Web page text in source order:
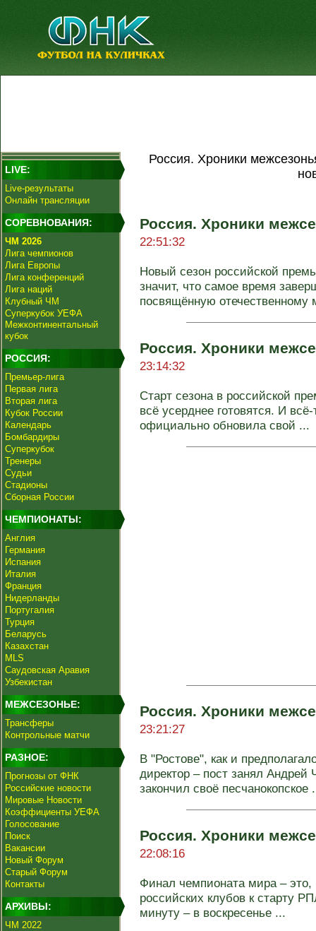
LIVE:
Live-результаты
Онлайн трансляции
СОРЕВНОВАНИЯ:
ЧМ 2026
Лига чемпионов
Лига Европы
Лига конференций
Лига наций
Клубный ЧМ
Суперкубок УЕФА
Межконтинентальный
кубок
РОССИЯ:
Премьер-лига
Первая лига
Вторая лига
Кубок России
Календарь
Бомбардиры
Суперкубок
Тренеры
Судьи
Стадионы
Сборная России
ЧЕМПИОНАТЫ:
Англия
Германия
Испания
Италия
Франция
Нидерланды
Португалия
Турция
Беларусь
Казахстан
MLS
Саудовская Аравия
Узбекистан
МЕЖСЕЗОНЬЕ:
Трансферы
Контрольные матчи
РАЗНОЕ:
Прогнозы от ФНК
Российские новости
Мировые Новости
Коэффициенты УЕФА
Голосование
Поиск
Вакансии
Новый Форум
Старый Форум
Контакты
АРХИВЫ:
ЧМ 2022
Россия. Хроники
Россия. Хроники
22:51:32
Новый сезон российской
значит, что самое время
посвящённую отечественному
Россия. Хроники
23:14:32
Старт сезона в российской
всё усерднее готовятся. И
официально обновила свой ...
Россия. Хроники
23:21:27
В "Ростове", как и
директор – пост занял
закончил своё песчанокопское
Россия. Хроники
22:08:16
Финал чемпионата мира – это,
российских клубов к старту
минуту – в воскресенье ...